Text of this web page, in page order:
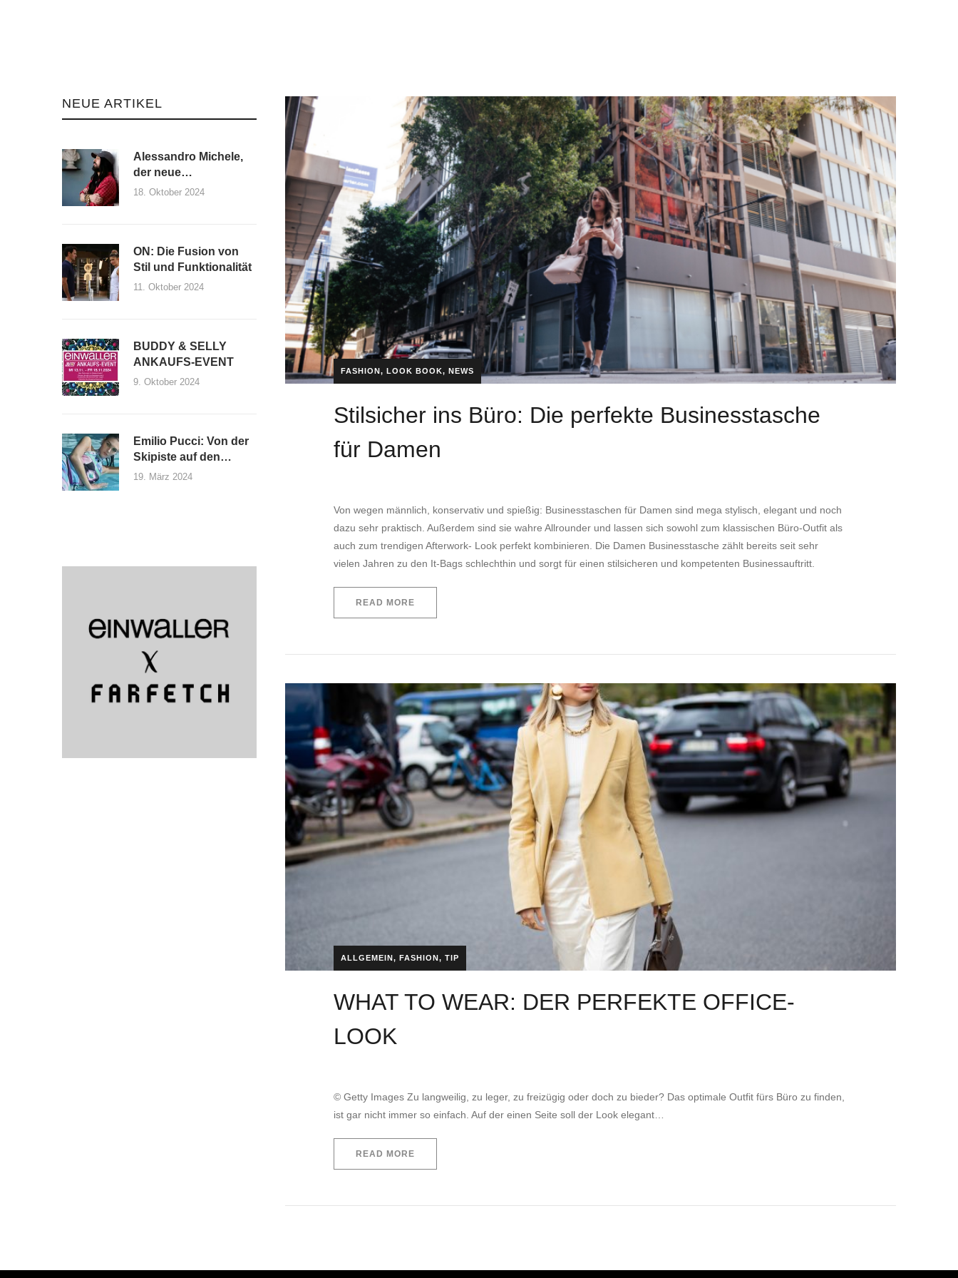
NEUE ARTIKEL
Alessandro Michele,
der neue
Kreativdirektor von
18. Oktober 2024
ON: Die Fusion von
Stil und Funktionalität
11. Oktober 2024
BUDDY & SELLY
ANKAUFS-EVENT
9. Oktober 2024
Emilio Pucci: Von der
Skipiste auf den
Laufsteg
19. März 2024
FASHION,LOOK BOOK,NEWS
Stilsicher ins Büro: Die perfekte Businesstasche
für Damen
Von wegen männlich, konservativ und spießig: Businesstaschen für Damen sind mega stylisch, elegant und noch
dazu sehr praktisch. Außerdem sind sie wahre Allrounder und lassen sich sowohl zum klassischen Büro-Outfit als
auch zum trendigen Afterwork- Look perfekt kombinieren. Die Damen Businesstasche zählt bereits seit sehr
vielen Jahren zu den It-Bags schlechthin und sorgt für einen stilsicheren und kompetenten Businessauftritt.
READ MORE
ALLGEMEIN,FASHION,TIP
WHAT TO WEAR: DER PERFEKTE OFFICE-
LOOK
© Getty Images Zu langweilig, zu leger, zu freizügig oder doch zu bieder? Das optimale Outfit fürs Büro zu finden,
ist gar nicht immer so einfach. Auf der einen Seite soll der Look elegant…
READ MORE